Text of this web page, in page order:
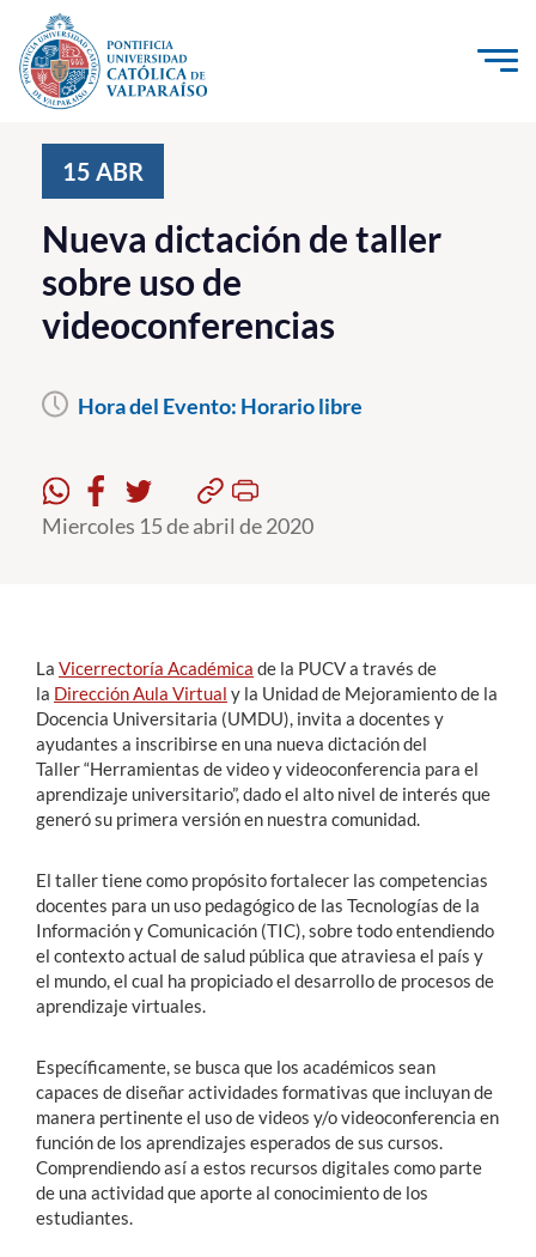
Click acá para ir directamente al contenido
Investigación, Creación e Innovación
PUCV Internacional
Vinculación con el Medio
Postgrado
Formación Continua
Funcionarios
Alumni
15 ABR
Nueva dictación de taller
sobre uso de
videoconferencias
Hora del Evento: Horario libre
Miercoles 15 de abril de 2020
La Vicerrectoría Académica de la PUCV a través de
la Dirección Aula Virtual y la Unidad de Mejoramiento de la
Docencia Universitaria (UMDU), invita a docentes y
ayudantes a inscribirse en una nueva dictación del
Taller “Herramientas de video y videoconferencia para el
aprendizaje universitario”, dado el alto nivel de interés que
generó su primera versión en nuestra comunidad.
El taller tiene como propósito fortalecer las competencias
docentes para un uso pedagógico de las Tecnologías de la
Información y Comunicación (TIC), sobre todo entendiendo
el contexto actual de salud pública que atraviesa el país y
el mundo, el cual ha propiciado el desarrollo de procesos de
aprendizaje virtuales.
Específicamente, se busca que los académicos sean
capaces de diseñar actividades formativas que incluyan de
manera pertinente el uso de videos y/o videoconferencia en
función de los aprendizajes esperados de sus cursos.
Comprendiendo así a estos recursos digitales como parte
de una actividad que aporte al conocimiento de los
estudiantes.